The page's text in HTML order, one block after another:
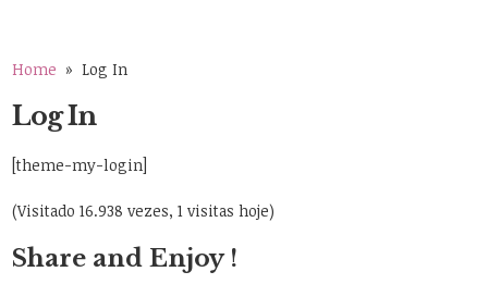
Home » Log In
Log In
[theme-my-login]
(Visitado 16.938 vezes, 1 visitas hoje)
Share and Enjoy !